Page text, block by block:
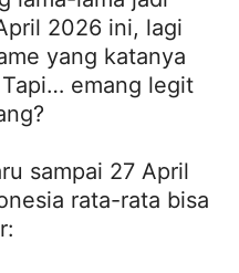
2026 ini, lagi
yang katanya
emang legit
sampai 27 April
rata-rata bisa